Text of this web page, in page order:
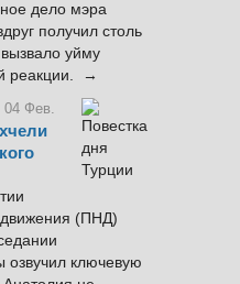
дело мэра
получил столь
уйму
реакции. →
| 04 Фев.
движения (ПНД)
озвучил ключевую